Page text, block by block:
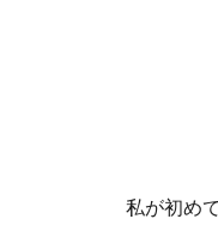
私が初め